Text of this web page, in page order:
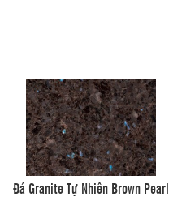
Đá Granite Tự Nhiên Brown Pearl